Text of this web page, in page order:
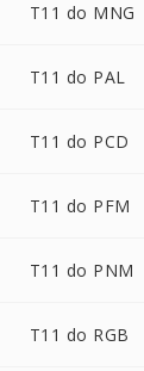
T11 do MNG
T11 do PAL
T11 do PCD
T11 do PFM
T11 do PNM
T11 do RGB